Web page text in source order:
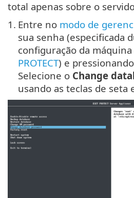
total apenas sobre o
1. Entre no modo de
sua senha (especificada
configuração da
PROTECT) e pressionando
Selecione o Change
usando as teclas de seta